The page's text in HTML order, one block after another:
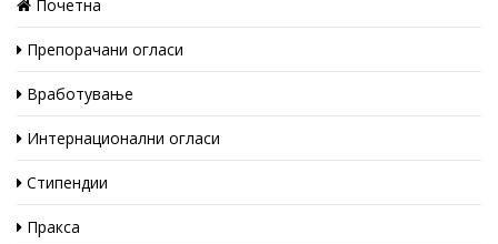
Почетна
Препорачани огласи
Вработување
Интернационални огласи
Стипендии
Пракса